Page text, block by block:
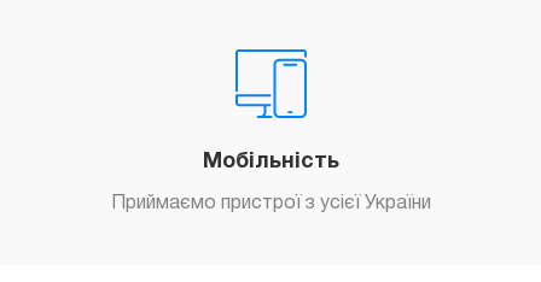
Мобільність
Приймаємо пристрої з усієї України